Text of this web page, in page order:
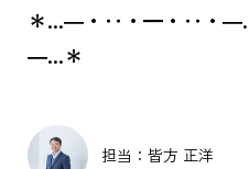
＊…―・‥・━・‥・
―…＊
担当：皆方 正洋